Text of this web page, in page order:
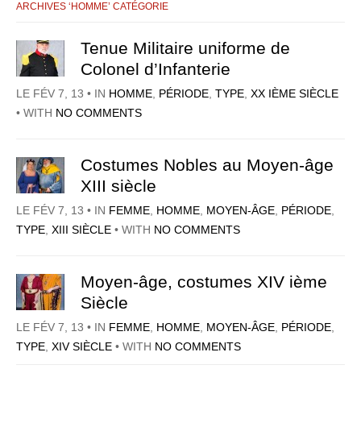
ARCHIVES ‘HOMME’ CATÉGORIE
Tenue Militaire uniforme de
Colonel d’Infanterie
LE FÉV 7, 13 • IN HOMME PÉRIODE TYPE XX IÈME SIÈCLE
• WITH NO COMMENTS
Costumes Nobles au Moyen-âge
XIII siècle
LE FÉV 7, 13 • IN FEMME HOMME MOYEN-ÂGE PÉRIODE
TYPE XIII SIÈCLE • WITH NO COMMENTS
Moyen-âge, costumes XIV ième
Siècle
LE FÉV 7, 13 • IN FEMME HOMME MOYEN-ÂGE PÉRIODE
TYPE XIV SIÈCLE • WITH NO COMMENTS